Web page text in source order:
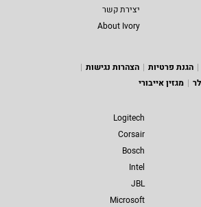
יצירת קשר
About Ivory
הגנת פרטיות
הצהרות נגישות
מגזין אייבורי
Logitech
Corsair
Bosch
Intel
JBL
Microsoft